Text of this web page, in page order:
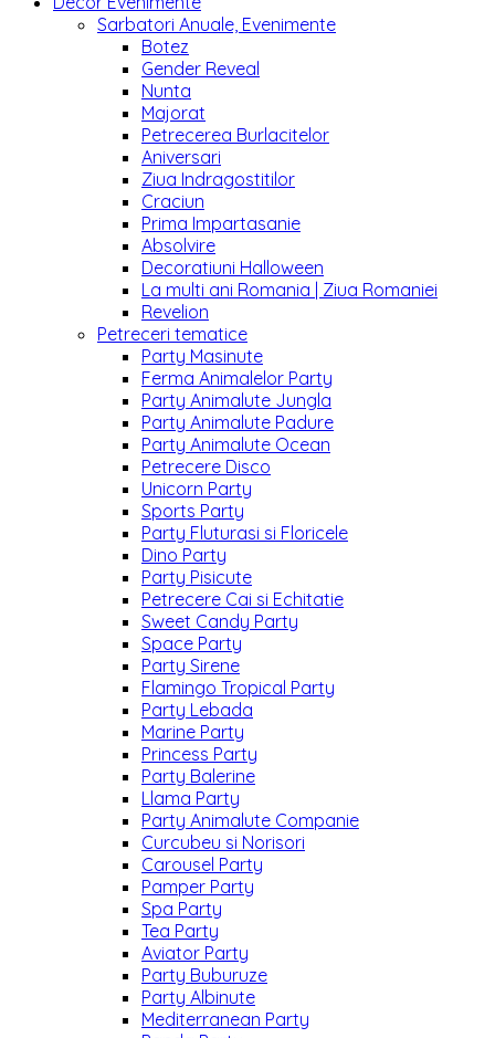
Sarbatori Anuale, Evenimente
Botez
Gender Reveal
Nunta
Majorat
Petrecerea Burlacitelor
Aniversari
Ziua Indragostitilor
Craciun
Prima Impartasanie
Absolvire
Decoratiuni Halloween
La multi ani Romania | Ziua Romaniei
Revelion
Petreceri tematice
Party Masinute
Ferma Animalelor Party
Party Animalute Jungla
Party Animalute Padure
Party Animalute Ocean
Petrecere Disco
Unicorn Party
Sports Party
Party Fluturasi si Floricele
Dino Party
Party Pisicute
Petrecere Cai si Echitatie
Sweet Candy Party
Space Party
Party Sirene
Flamingo Tropical Party
Party Lebada
Marine Party
Princess Party
Party Balerine
Llama Party
Party Animalute Companie
Curcubeu si Norisori
Carousel Party
Pamper Party
Spa Party
Tea Party
Aviator Party
Party Buburuze
Party Albinute
Mediterranean Party